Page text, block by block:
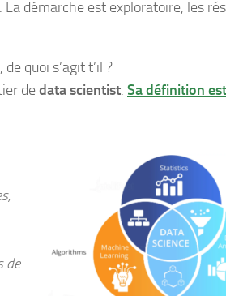
La démarche est exploratoire, les
quoi s’agit t’il ?
dedata scientist. Sa définition
de